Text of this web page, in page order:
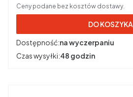
Ceny podane bez kosztów dostawy.
DO KOSZYKA
Dostępność:na wyczerpaniu
Czas wysyłki:48 godzin